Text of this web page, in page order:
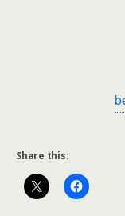
Share this: